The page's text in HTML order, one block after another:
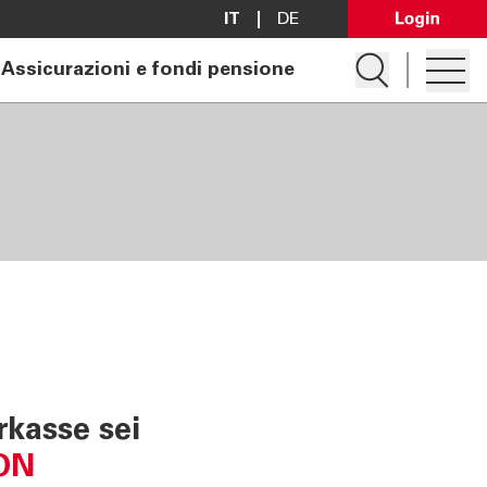
IT DE
Open
Assicurazioni e fondi pensione
Apre la
Apre il
sei